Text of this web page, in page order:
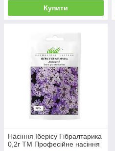
Купити
Насіння Іберісу Гібралтарика
0,2г ТМ Професійне насіння